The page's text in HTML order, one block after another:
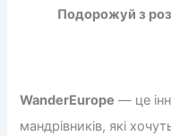
Подорожуй з
WanderEurope — це
мандрівників, які